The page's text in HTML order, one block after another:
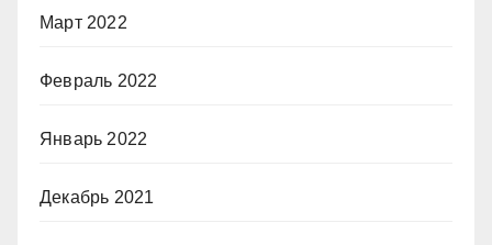
Март 2022
Февраль 2022
Январь 2022
Декабрь 2021